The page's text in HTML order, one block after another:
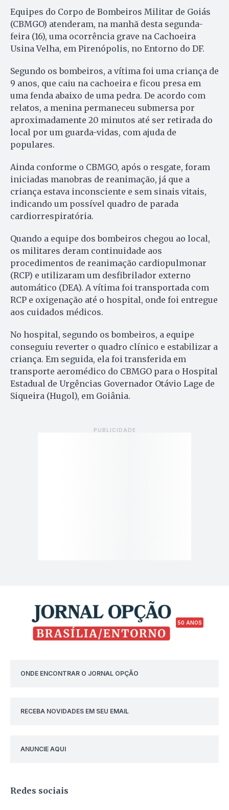
Equipes do Corpo de Bombeiros Militar de Goiás
(CBMGO) atenderam, na manhã desta segunda-
feira (16), uma ocorrência grave na Cachoeira
Usina Velha, em Pirenópolis, no Entorno do DF.
Segundo os bombeiros, a vítima foi uma criança de
9 anos, que caiu na cachoeira e ficou presa em
uma fenda abaixo de uma pedra. De acordo com
relatos, a menina permaneceu submersa por
aproximadamente 20 minutos até ser retirada do
local por um guarda-vidas, com ajuda de
populares.
Ainda conforme o CBMGO, após o resgate, foram
iniciadas manobras de reanimação, já que a
criança estava inconsciente e sem sinais vitais,
indicando um possível quadro de parada
cardiorrespiratória.
Quando a equipe dos bombeiros chegou ao local,
os militares deram continuidade aos
procedimentos de reanimação cardiopulmonar
(RCP) e utilizaram um desfibrilador externo
automático (DEA). A vítima foi transportada com
RCP e oxigenação até o hospital, onde foi entregue
aos cuidados médicos.
No hospital, segundo os bombeiros, a equipe
conseguiu reverter o quadro clínico e estabilizar a
criança. Em seguida, ela foi transferida em
transporte aeromédico do CBMGO para o Hospital
Estadual de Urgências Governador Otávio Lage de
Siqueira (Hugol), em Goiânia.
50 ANOS
ONDE ENCONTRAR O JORNAL OPÇÃO
RECEBA NOVIDADES EM SEU EMAIL
ANUNCIE AQUI
Redes sociais